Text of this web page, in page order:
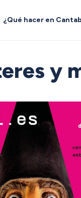
¿Qué hacer en
y